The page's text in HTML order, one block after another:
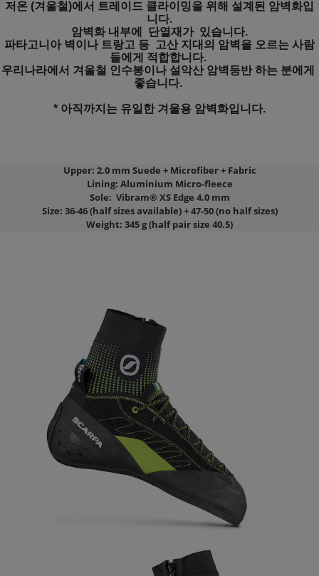
저온 (겨울철)에서 트레이드 클라이밍을 위해 설계된 암벽화입
니다.
암벽화 내부에  단열재가  있습니다.
파타고니아 벽이나 트랑고 등  고산 지대의 암벽을 오르는 사람
들에게 적합합니다.
우리나라에서 겨울철 인수봉이나 설악산 암벽등반 하는 분에게
좋습니다.
* 아직까지는 유일한 겨울용 암벽화입니다.
Upper: 2.0 mm Suede + Microfiber + Fabric
Lining: Aluminium Micro-fleece
Sole: Vibram® XSEdge 4.0 mm
Size: 36-46 (half sizes available) + 47-50 (no half sizes)
Weight: 345 g (half pair size 40.5)